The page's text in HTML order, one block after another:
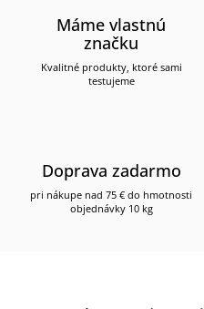
Máme vlastnú
značku
Kvalitné produkty, ktoré sami
testujeme
Doprava zadarmo
pri nákupe nad 75 € do hmotnosti
objednávky 10 kg